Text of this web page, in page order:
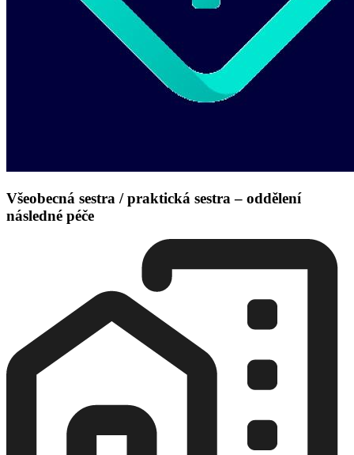
Všeobecná sestra / praktická sestra – oddělení
následné péče